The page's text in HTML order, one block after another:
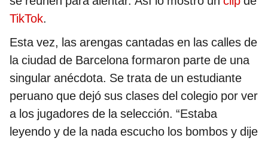
TikTok.
Esta vez, las arengas cantadas en las calles de
la ciudad de Barcelona formaron parte de una
singular anécdota. Se trata de un estudiante
peruano que dejó sus clases del colegio por ver
a los jugadores de la selección. “Estaba
leyendo y de la nada escucho los bombos y dije